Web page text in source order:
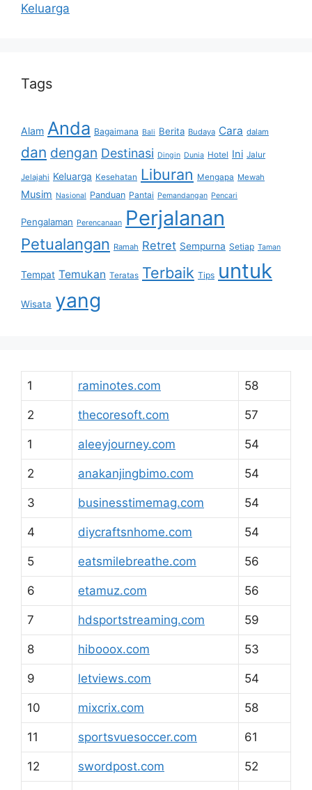
Keluarga
Tags
Alam Anda Bagaimana Bali Berita Budaya Cara dalam
dan dengan Destinasi Dingin Dunia Hotel Ini Jalur
Jelajahi Keluarga Kesehatan Liburan Mengapa Mewah
Musim Nasional Panduan Pantai Pemandangan Pencari
Pengalaman Perencanaan Perjalanan
Petualangan Ramah Retret Sempurna Setiap Taman
Tempat Temukan Teratas Terbaik Tips untuk
Wisata yang
1 raminotes.com 58
2 thecoresoft.com 57
1 aleeyjourney.com 54
2 anakanjingbimo.com 54
3 businesstimemag.com 54
4 diycraftsnhome.com 54
5 eatsmilebreathe.com 56
6 etamuz.com 56
7 hdsportstreaming.com 59
8 hibooox.com 53
9 letviews.com 54
10 mixcrix.com 58
11 sportsvuesoccer.com 61
12 swordpost.com 52